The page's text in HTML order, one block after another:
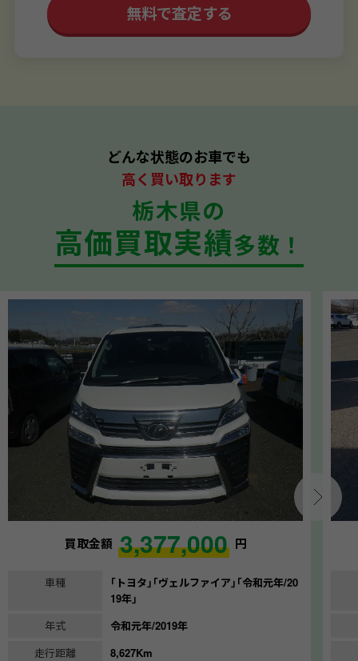
無料で査定する
どんな状態のお車でも
高く買い取ります
栃木県の
高価買取実績多数！
買取金額 3,377,000 円
車種
｢トヨタ｣｢ヴェルファイア｣｢令和元年/20
19年｣
年式
令和元年/2019年
走行距離
8,627Km